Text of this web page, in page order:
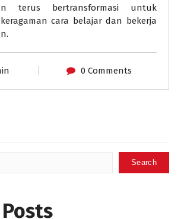
terus bertransformasi untuk
cara belajar dan bekerja
0 Comments
Search